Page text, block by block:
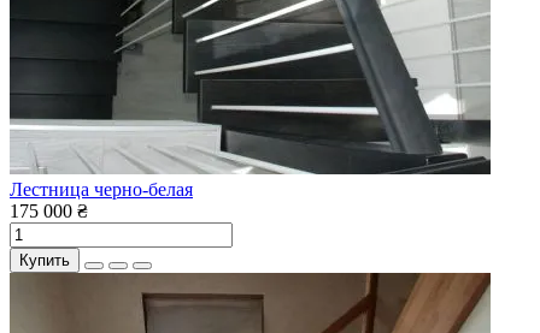
Лестница черно-белая
175 000 ₴
Купить